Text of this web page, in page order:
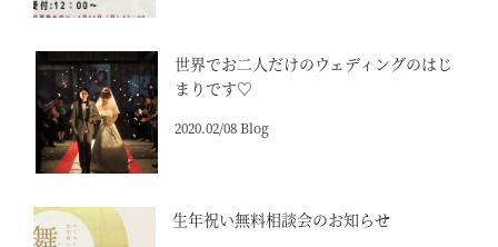
世界でお二人だけのウェディングのはじ
まりです♡
2020.02/08 Blog
生年祝い無料相談会のお知らせ